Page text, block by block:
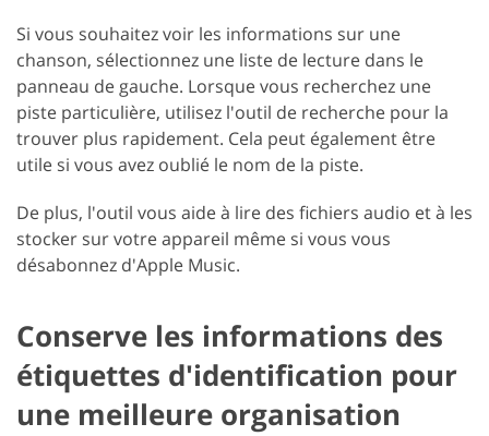
Si vous souhaitez voir les informations sur une
chanson, sélectionnez une liste de lecture dans le
panneau de gauche. Lorsque vous recherchez une
piste particulière, utilisez l'outil de recherche pour la
trouver plus rapidement. Cela peut également être
utile si vous avez oublié le nom de la piste.
De plus, l'outil vous aide à lire des fichiers audio et à les
stocker sur votre appareil même si vous vous
désabonnez d'Apple Music.
Conserve les informations des
étiquettes d'identification pour
une meilleure organisation